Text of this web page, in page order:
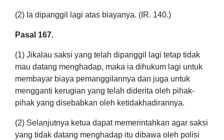
(2) Ia dipanggil lagi atas biayanya. (IR. 140.)
Pasal 167.
(1) Jikalau saksi yang telah dipanggil lagi tetap tidak
mau datang menghadap, maka ia dihukum lagi untuk
membayar biaya pemanggilannya dan juga untuk
mengganti kerugian yang telah diderita oleh pihak-
pihak yang disebabkan oleh ketidakhadirannya.
(2) Selanjutnya ketua dapat memerintahkan agar saksi
yang tidak datang menghadap itu dibawa oleh polisi